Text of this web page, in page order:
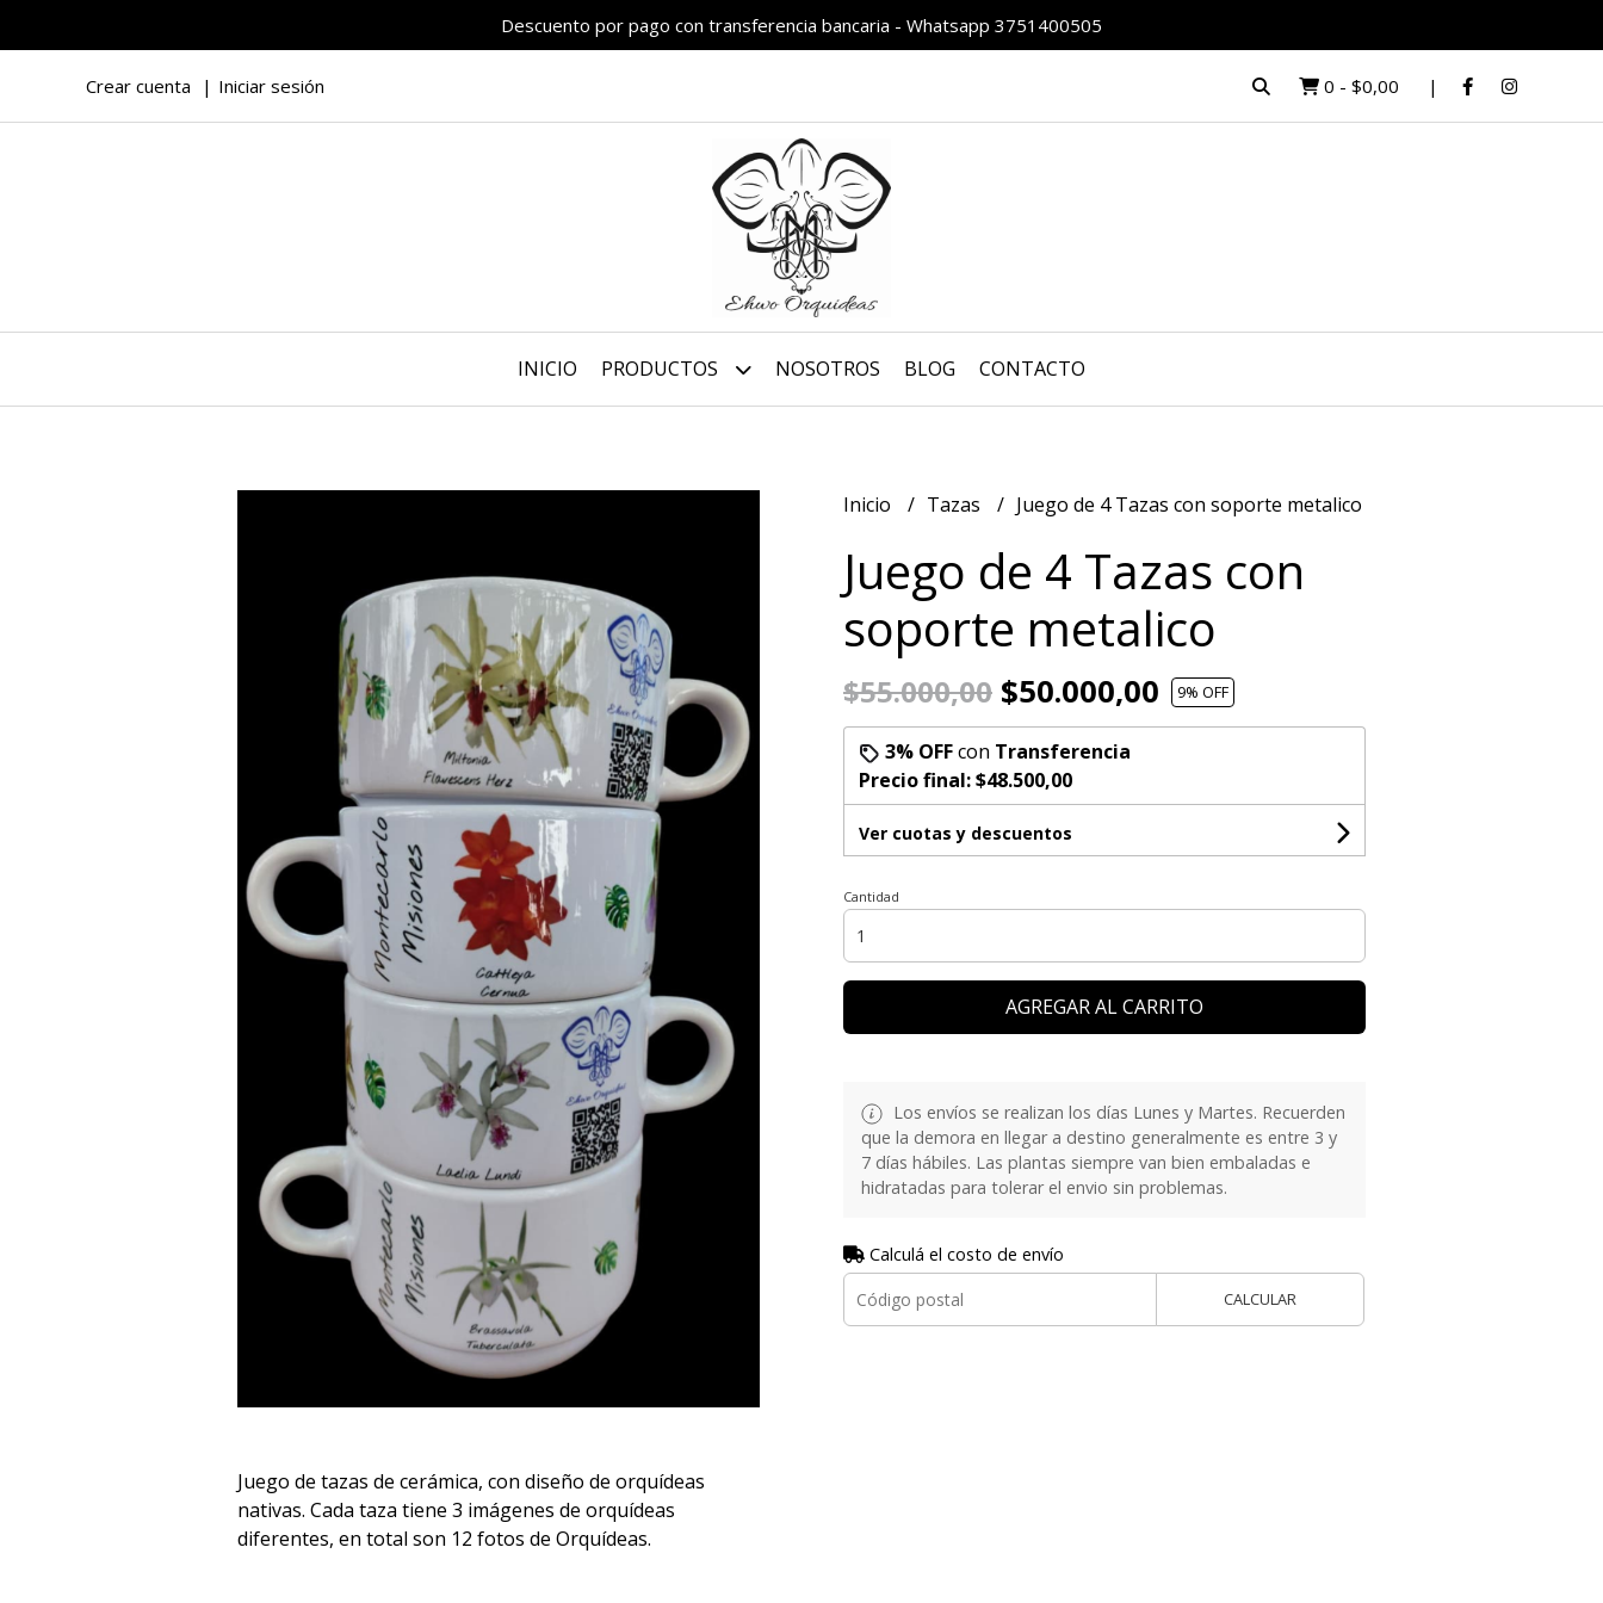
Descuento por pago con transferencia bancaria - Whatsapp 3751400505
Crear cuenta Iniciar sesión 0 - $0,00
INICIO PRODUCTOS NOSOTROS BLOG CONTACTO
Juego de tazas de cerámica, con diseño de orquídeas
nativas. Cada taza tiene 3 imágenes de orquídeas
diferentes, en total son 12 fotos de Orquídeas.
Inicio Tazas Juego de 4 Tazas con soporte metalico
Juego de 4 Tazas con
soporte metalico
$55.000,00 $50.000,00 9% OFF
3% OFFcon Transferencia
Precio final:$48.500,00
Ver cuotas y descuentos
Cantidad
AGREGAR AL CARRITO
Los envíos se realizan los días Lunes y Martes. Recuerden
que la demora en llegar a destino generalmente es entre 3 y
7 días hábiles. Las plantas siempre van bien embaladas e
hidratadas para tolerar el envio sin problemas.
Calculá el costo de envío
CALCULAR